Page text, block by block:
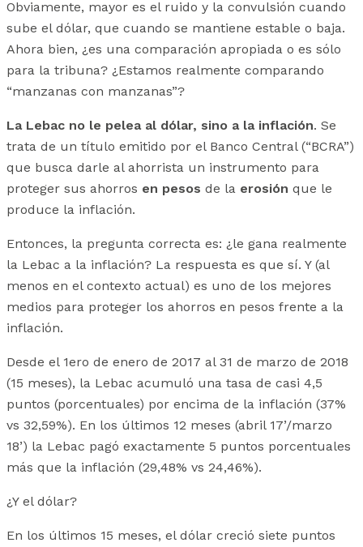
Obviamente, mayor es el ruido y la convulsión cuando
sube el dólar, que cuando se mantiene estable o baja.
Ahora bien, ¿es una comparación apropiada o es sólo
para la tribuna? ¿Estamos realmente comparando
“manzanas con manzanas”?
La Lebac no le pelea al dólar, sino a la inflación. Se
trata de un título emitido por el Banco Central (“BCRA”)
que busca darle al ahorrista un instrumento para
proteger sus ahorros en pesos de la erosión que le
produce la inflación.
Entonces, la pregunta correcta es: ¿le gana realmente
la Lebac a la inflación? La respuesta es que sí. Y (al
menos en el contexto actual) es uno de los mejores
medios para proteger los ahorros en pesos frente a la
inflación.
Desde el 1ero de enero de 2017 al 31 de marzo de 2018
(15 meses), la Lebac acumuló una tasa de casi 4,5
puntos (porcentuales) por encima de la inflación (37%
vs 32,59%). En los últimos 12 meses (abril 17’/marzo
18’) la Lebac pagó exactamente 5 puntos porcentuales
más que la inflación (29,48% vs 24,46%).
¿Y el dólar?
En los últimos 15 meses, el dólar creció siete puntos